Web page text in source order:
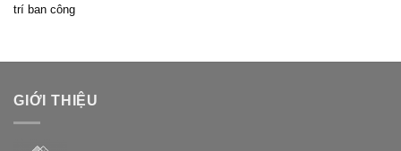
trí ban công
GIỚI THIỆU